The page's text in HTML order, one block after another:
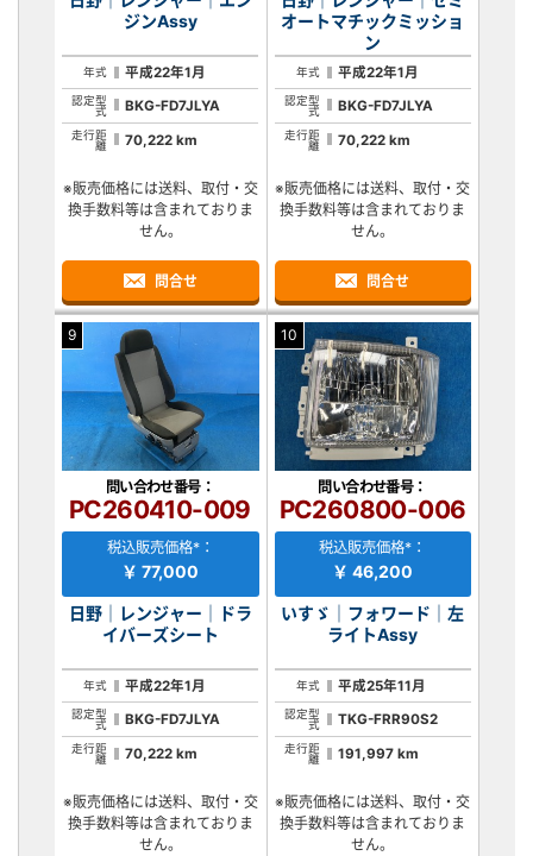
ジンAssy
年式 平成22年1月
認定型
式
BKG-FD7JLYA
走行距
離
70,222 km
※販売価格には送料、取付・交
換手数料等は含まれておりま
せん。
問合せ
オートマチックミッショ
ン
年式 平成22年1月
認定型
式
BKG-FD7JLYA
走行距
離
70,222 km
※販売価格には送料、取付・交
換手数料等は含まれておりま
せん。
問合せ
9
問い合わせ番号：
PC260410-009
税込販売価格*：
￥ 77,000
日野｜レンジャー｜ドラ
イバーズシート
年式 平成22年1月
認定型
式
BKG-FD7JLYA
走行距
離
70,222 km
※販売価格には送料、取付・交
換手数料等は含まれておりま
せん。
10
問い合わせ番号：
PC260800-006
税込販売価格*：
￥ 46,200
いすゞ｜フォワード｜左
ライトAssy
年式 平成25年11月
認定型
式
TKG-FRR90S2
走行距
離
191,997 km
※販売価格には送料、取付・交
換手数料等は含まれておりま
せん。